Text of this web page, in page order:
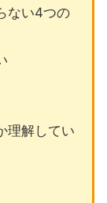
ない4つの
理解してい